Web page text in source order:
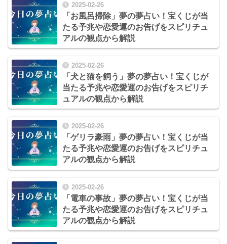
2025-02-26
「お風呂掃除」夢の夢占い！宝くじが当
たる予兆や恋愛運のお告げをスピリチュ
アルの観点から解説
2025-02-26
「犬と猫を飼う」夢の夢占い！宝くじが
当たる予兆や恋愛運のお告げをスピリチ
ュアルの観点から解説
2025-02-26
「ゲリラ豪雨」夢の夢占い！宝くじが当
たる予兆や恋愛運のお告げをスピリチュ
アルの観点から解説
2025-02-26
「電車の事故」夢の夢占い！宝くじが当
たる予兆や恋愛運のお告げをスピリチュ
アルの観点から解説